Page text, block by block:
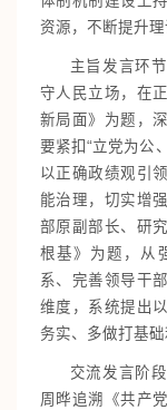
资源，不断提升理
主旨发言环
守人民立场，在
新局面》为题，
要紧扣“立党为公
以正确政绩观引
能治理，切实增
部原副部长、研
根基》为题，从
系、完善领导干
维度，系统提出
务实、多做打基础
交流发言阶
周晔追溯《共产